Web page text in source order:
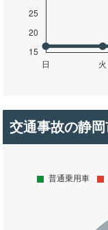
交通事故の静